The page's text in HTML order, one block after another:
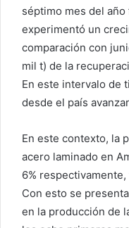
séptimo mes del
experimentó un
comparación con
mil t) de la
En este intervalo de
desde el país
En este contexto, la
acero laminado en
6%
Con esto se
en la producción de